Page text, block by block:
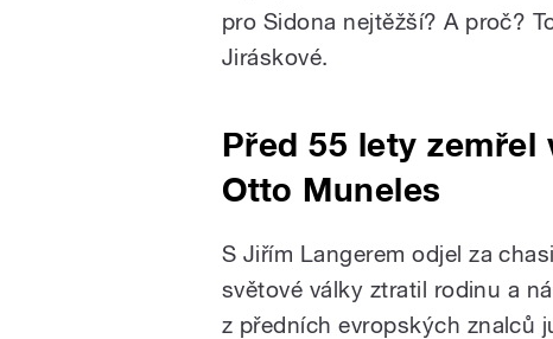
pro Sidona nejtěžší? A proč?
Jiráskové.
Před 55 lety zemřel
Otto Muneles
S Jiřím Langerem odjel za
světové války ztratil rodinu a
z předních evropských znalců